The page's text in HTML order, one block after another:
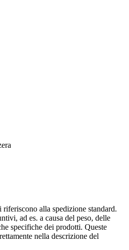
alla spedizione standard.
ad es. a causa del peso, delle
specifiche dei prodotti. Queste
nella descrizione del